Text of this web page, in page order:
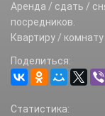
Аренда / сдать /
посредников.
Квартиру /
Поделиться:
Статистика: